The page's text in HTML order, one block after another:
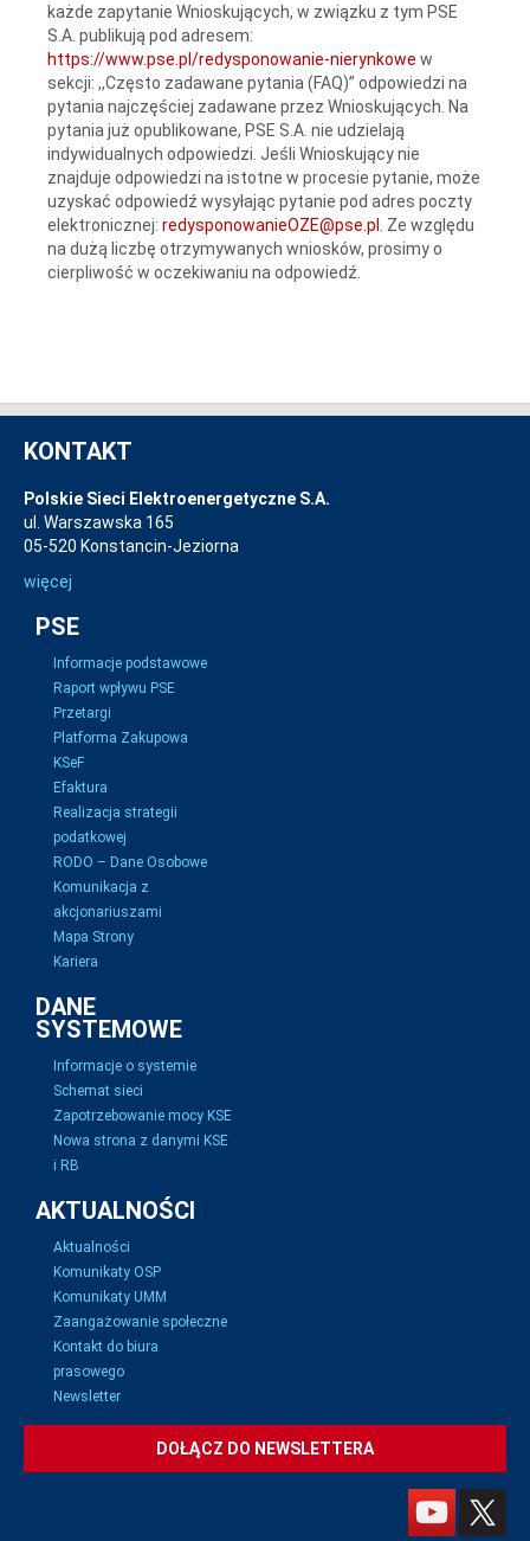
każde zapytanie Wnioskujących, w związku z tym PSE
S.A. publikują pod adresem:
https://www.pse.pl/redysponowanie-nierynkowe w
sekcji: ,,Często zadawane pytania (FAQ)” odpowiedzi na
pytania najczęściej zadawane przez Wnioskujących. Na
pytania już opublikowane, PSE S.A. nie udzielają
indywidualnych odpowiedzi. Jeśli Wnioskujący nie
znajduje odpowiedzi na istotne w procesie pytanie, może
uzyskać odpowiedź wysyłając pytanie pod adres poczty
elektronicznej: redysponowanieOZE@pse.pl
. Ze względu
na dużą liczbę otrzymywanych wniosków, prosimy o
cierpliwość w oczekiwaniu na odpowiedź.
KONTAKT
Polskie Sieci Elektroenergetyczne S.A.
ul. Warszawska 165
05-520 Konstancin-Jeziorna
więcej
PSE
Informacje podstawowe
Raport wpływu PSE
Przetargi
Platforma Zakupowa
KSeF
Efaktura
Realizacja strategii
podatkowej
RODO – Dane Osobowe
Komunikacja z
akcjonariuszami
Mapa Strony
Kariera
DANE
SYSTEMOWE
Informacje o systemie
Schemat sieci
Zapotrzebowanie mocy KSE
Nowa strona z danymi KSE
i RB
AKTUALNOŚCI
Aktualności
Komunikaty OSP
Komunikaty UMM
Zaangażowanie społeczne
Kontakt do biura
prasowego
Newsletter
DOŁĄCZ DO NEWSLETTERA